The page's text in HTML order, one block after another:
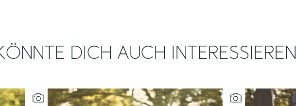
DICH AUCH INTERESSIEREN